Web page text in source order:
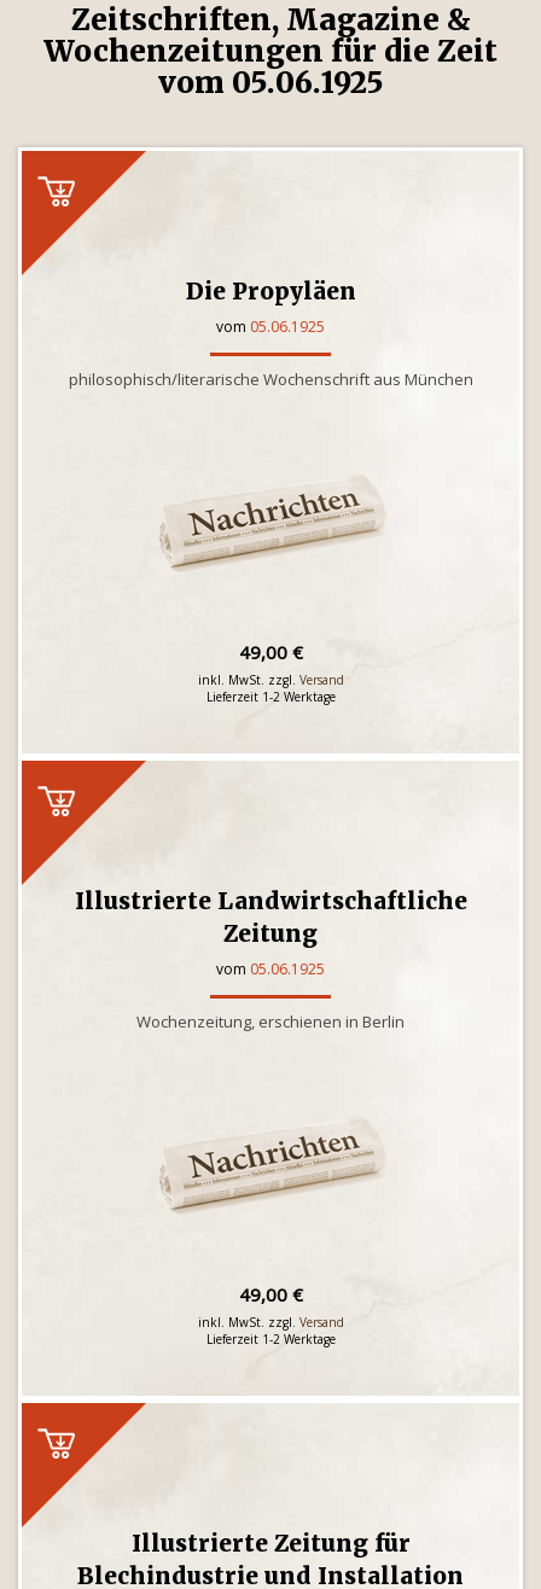
Zeitschriften, Magazine &
Wochenzeitungen für die Zeit
vom 05.06.1925
Die Propyläen
vom 05.06.1925
philosophisch/literarische Wochenschrift aus München
49,00 €
inkl. MwSt. zzgl. Versand
Lieferzeit 1-2 Werktage
Illustrierte Landwirtschaftliche
Zeitung
vom 05.06.1925
Wochenzeitung, erschienen in Berlin
49,00 €
inkl. MwSt. zzgl. Versand
Lieferzeit 1-2 Werktage
Illustrierte Zeitung für
Blechindustrie und Installation